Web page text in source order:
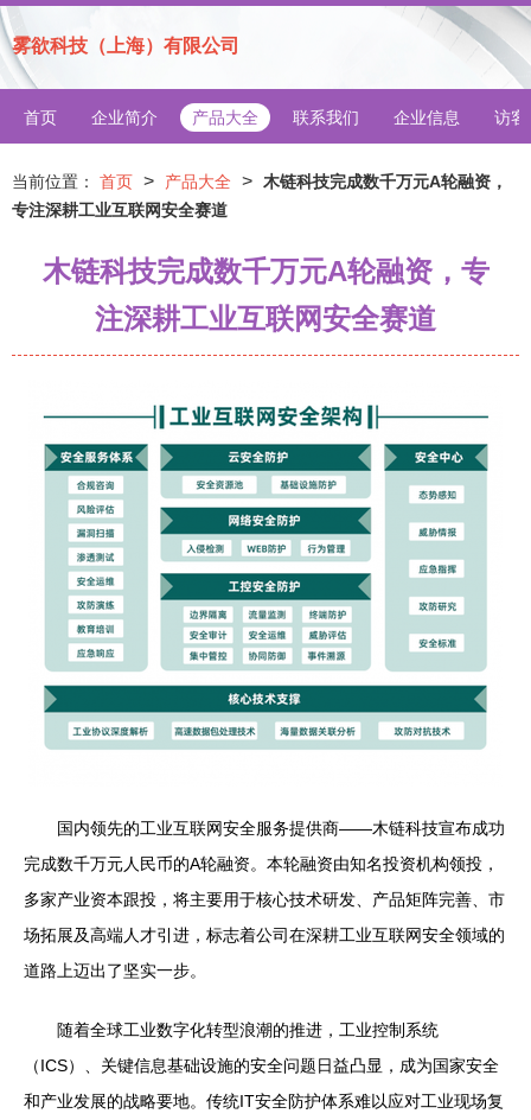
雾欲科技（上海）有限公司
首页 企业简介 产品大全 联系我们 企业信息 访客
当前位置： 首页 > 产品大全 > 木链科技完成数千万元A轮融资，
专注深耕工业互联网安全赛道
木链科技完成数千万元A轮融资，专
注深耕工业互联网安全赛道
国内领先的工业互联网安全服务提供商——木链科技宣布成功
完成数千万元人民币的A轮融资。本轮融资由知名投资机构领投，
多家产业资本跟投，将主要用于核心技术研发、产品矩阵完善、市
场拓展及高端人才引进，标志着公司在深耕工业互联网安全领域的
道路上迈出了坚实一步。
随着全球工业数字化转型浪潮的推进，工业控制系统
（ICS）、关键信息基础设施的安全问题日益凸显，成为国家安全
和产业发展的战略要地。传统IT安全防护体系难以应对工业现场复